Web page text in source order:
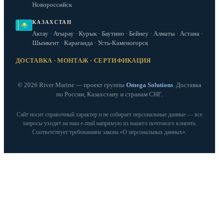
Новороссийск
КАЗАХСТАН
Актау · Атырау · Курык · Баутино · Бейнеу · Алматы · Астана ·
Шымкент · Караганда · Усть-Каменогорск
ДОСТАВКА · МОНТАЖ · СЕРТИФИКАЦИЯ
© 2026 River Marine — проект группы Omega Solutions. Доставка
по России, Казахстану и странам СНГ.
Сайт носит справочный характер и не собирает персональные данные — все
запросы уходят на наш e‑mail напрямую из вашего почтового клиента.
Соответствует требованиям закона «О персональных данных».